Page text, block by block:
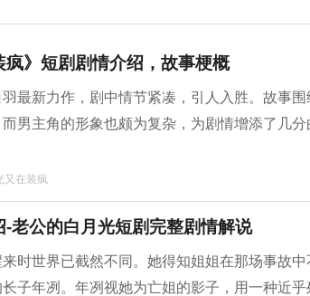
疯》短剧剧情介绍，故事梗概
羽最新力作，剧中情节紧凑，引人入胜。故事
男主角的形象也颇为复杂，为剧情增添了几
又在装疯
老公的白月光短剧完整剧情解说
时世界已截然不同。她得知姐姐在那场事故
子年冽。年冽视她为亡姐的影子，用一种近